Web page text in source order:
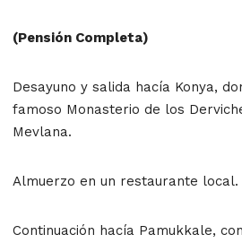
(Pensión Completa)
Desayuno y salida hacía Konya,
famoso Monasterio de los
Mevlana.
Almuerzo en un restaurante local.
Continuación hacía Pamukkale,